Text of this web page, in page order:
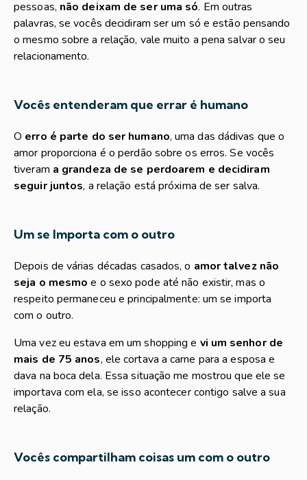
pessoas, não deixam de ser uma só. Em outras
palavras, se vocês decidiram ser um só e estão pensando
o mesmo sobre a relação, vale muito a pena salvar o seu
relacionamento.
Vocês entenderam que errar é humano
O erro é parte do ser humano, uma das dádivas que o
amor proporciona é o perdão sobre os erros. Se vocês
tiveram a grandeza de se perdoarem e decidiram
seguir juntos, a relação está próxima de ser salva.
Um se Importa com o outro
Depois de várias décadas casados, o amor talvez não
seja o mesmo e o sexo pode até não existir, mas o
respeito permaneceu e principalmente: um se importa
com o outro.
Uma vez eu estava em um shopping e vi um senhor de
mais de 75 anos, ele cortava a carne para a esposa e
dava na boca dela. Essa situação me mostrou que ele se
importava com ela, se isso acontecer contigo salve a sua
relação.
Vocês compartilham coisas um com o outro